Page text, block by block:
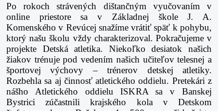
Po rokoch strávených dištančným vyučovaním v
online priestore sa v Základnej škole J. A.
Komenského v Revúcej snažíme vrátiť späť k pohybu,
ktorý našu školu vždy charakterizoval. Pokračujeme v
projekte Detská atletika. Niekoľko desiatok našich
žiakov trénuje pod vedením našich učiteľov telesnej a
športovej výchovy – trénerov detskej atletiky.
Rozbehla sa aj činnosť atletického oddielu. Pretekári z
nášho Atletického oddielu ISKRA sa v Banskej
Bystrici zúčastnili krajského kola v Detskom